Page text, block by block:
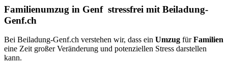
Familienumzug in Genf ⁠ stressfrei mit Beiladung-
Genf.ch
Bei Beiladung-Genf.ch verstehen wir, dass ein Umzug fürFamilien
eine Zeit großer Veränderung und potenziellen Stress darstellen
kann.